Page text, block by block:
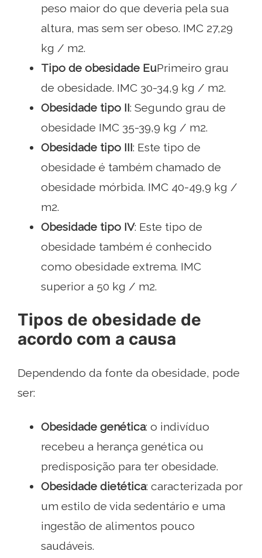
peso maior do que deveria pela sua
altura, mas sem ser obeso. IMC 27,29
kg / m2.
Tipo de obesidade EuPrimeiro grau
de obesidade. IMC 30-34,9 kg / m2.
Obesidade tipo II: Segundo grau de
obesidade IMC 35-39,9 kg / m2.
Obesidade tipo III: Este tipo de
obesidade é também chamado de
obesidade mórbida. IMC 40-49,9 kg /
m2.
Obesidade tipo IV: Este tipo de
obesidade também é conhecido
como obesidade extrema. IMC
superior a 50 kg / m2.
Tipos de obesidade de
acordo com a causa
Dependendo da fonte da obesidade, pode
ser:
Obesidade genética: o indivíduo
recebeu a herança genética ou
predisposição para ter obesidade.
Obesidade dietética: caracterizada por
um estilo de vida sedentário e uma
ingestão de alimentos pouco
saudáveis.